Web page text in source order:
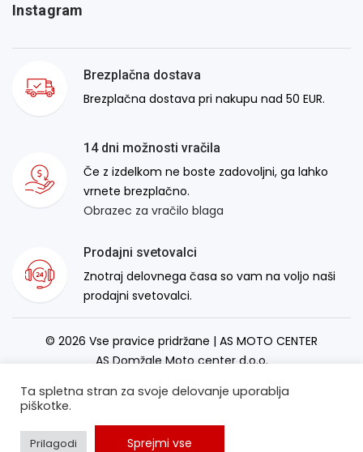
Instagram
Brezplačna dostava
Brezplačna dostava pri nakupu nad 50 EUR.
14 dni možnosti vračila
Če z izdelkom ne boste zadovoljni, ga lahko
vrnete brezplačno.
Obrazec za vračilo blaga
Prodajni svetovalci
Znotraj delovnega časa so vam na voljo naši
prodajni svetovalci.
© 2026 Vse pravice pridržane | AS MOTO CENTER
AS Domžale Moto center d.o.o.
Ta spletna stran za svoje delovanje uporablja
piškotke.
Prilagodi Sprejmi vse